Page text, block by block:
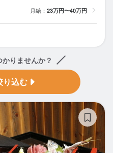
月給： 23万円〜40万円
りませんか？
り込む